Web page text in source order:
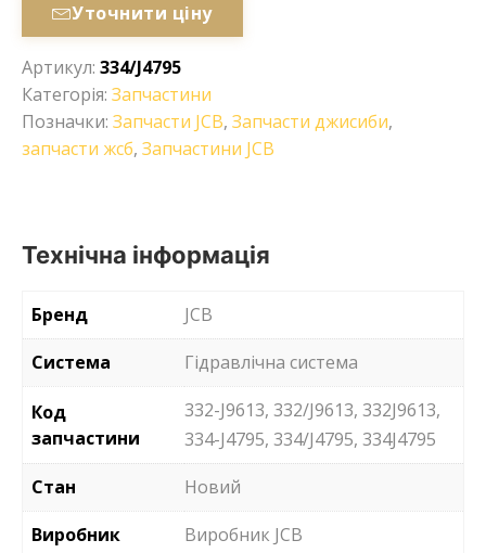
Уточнити ціну
Артикул: 334/J4795
Категорія: Запчастини
Позначки: Запчасти JCB, Запчасти джисиби,
запчасти жсб, Запчастини JCB
Технічна інформація
Бренд
JCB
Система
Гідравлічна система
Код
запчастини
332-J9613, 332/J9613, 332J9613,
334-J4795, 334/J4795, 334J4795
Стан
Новий
Виробник
Виробник JCB